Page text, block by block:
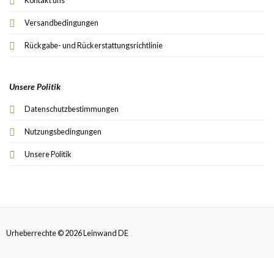
Versandbedingungen
Rückgabe- und Rückerstattungsrichtlinie
Unsere Politik
Datenschutzbestimmungen
Nutzungsbedingungen
Unsere Politik
Urheberrechte © 2026 Leinwand DE